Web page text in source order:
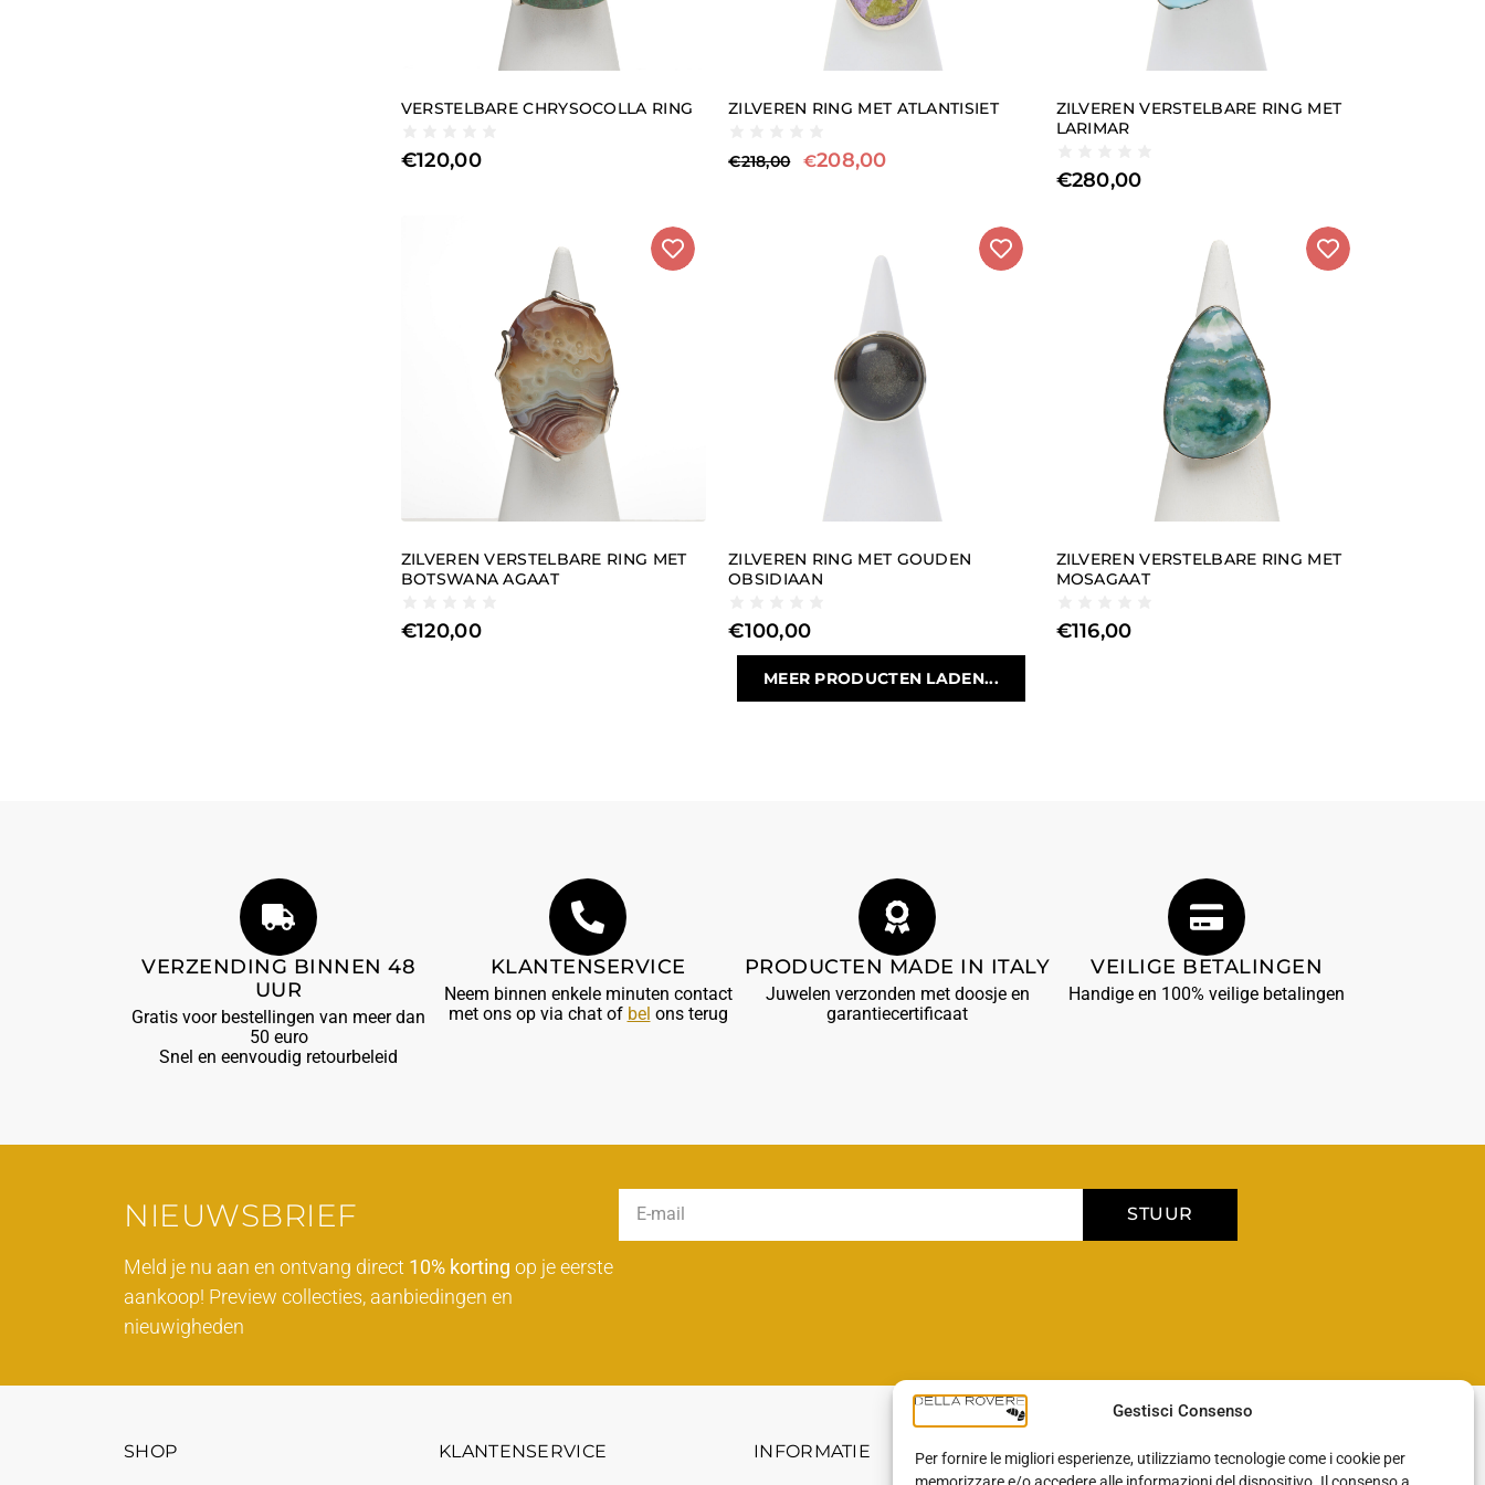
Gestisci Consenso
Per fornire le migliori esperienze, utilizziamo tecnologie come i cookie per
VERSTELBARE CHRYSOCOLLA RING
€120,00
ZILVEREN RING MET ATLANTISIET
€218,00 €208,00
ZILVEREN VERSTELBARE RING MET
LARIMAR
€280,00
ZILVEREN VERSTELBARE RING MET
BOTSWANA AGAAT
€120,00
ZILVEREN RING MET GOUDEN
OBSIDIAAN
€100,00
ZILVEREN VERSTELBARE RING MET
MOSAGAAT
€116,00
MEER PRODUCTEN LADEN...
VERZENDING BINNEN 48
UUR
Gratis voor bestellingen van meer dan
50 euro
Snel en eenvoudig retourbeleid
KLANTENSERVICE
Neem binnen enkele minuten contact
met ons op via chat of bel ons terug
PRODUCTEN MADE IN ITALY
Juwelen verzonden met doosje en
garantiecertificaat
VEILIGE BETALINGEN
Handige en 100% veilige betalingen
NIEUWSBRIEF
Meld je nu aan en ontvang direct 10% korting op je eerste
aankoop! Preview collecties, aanbiedingen en
nieuwigheden
STUUR
SHOP KLANTENSERVICE INFORMATIE BLOG